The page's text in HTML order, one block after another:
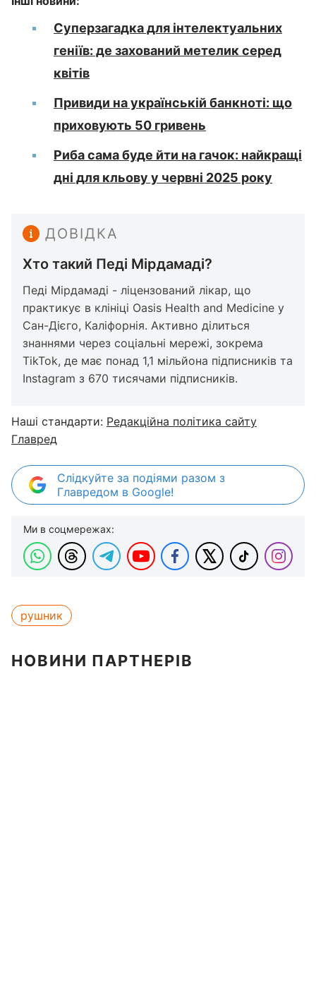
Суперзагадка для інтелектуальних
геніїв: де захований метелик серед
квітів
Привиди на українській банкноті: що
приховують 50 гривень
Риба сама буде йти на гачок: найкращі
дні для кльову у червні 2025 року
ДОВІДКА
Хто такий Педі Мірдамаді?
Педі Мірдамаді - ліцензований лікар, що
практикує в клініці Oasis Health and Medicine у
Сан-Дієго, Каліфорнія. Активно ділиться
знаннями через соціальні мережі, зокрема
TikTok, де має понад 1,1 мільйона підписників та
Instagram з 670 тисячами підписників.
Наші стандарти: Редакційна політика сайту
Главред
Слідкуйте за подіями разом з
Главредом в Google!
Ми в соцмережах:
рушник
НОВИНИ ПАРТНЕРІВ